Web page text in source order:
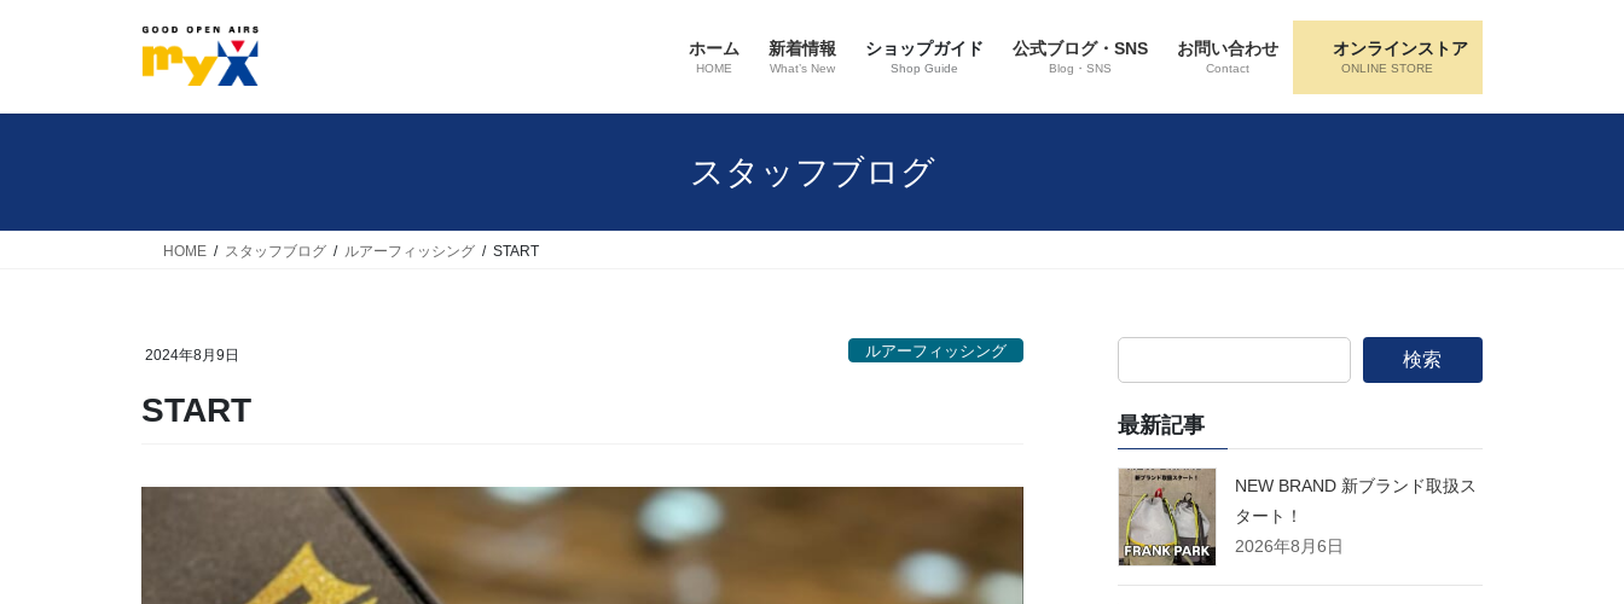
ン
ー
ホーム
HOME
新着情報
What’s New
ショップガイド
Shop Guide
公式ブログ・SNS
Blog・SNS
お問い合わせ
Contact
オンラインストア
ONLINE STORE
スタッフブログ
HOME スタッフブログ ルアーフィッシング START
2024年8月9日 ルアーフィッシング
START
検索
最新記事
NEW BRAND 新ブランド取扱ス
タート！
2026年8月6日